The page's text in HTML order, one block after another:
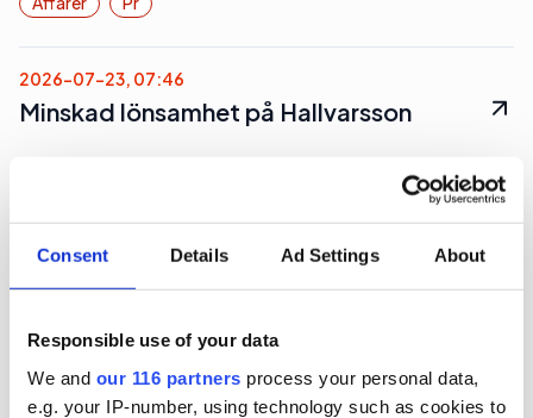
Consent Details Ad Settings About
Responsible use of your data
We and our 116 partners process your personal data,
e.g. your IP-number, using technology such as cookies to
2026-07-23, 07:46
Minskad lönsamhet på Hallvarsson
Pr-byrån Hallvarsson & Halvarsson tappade i
Affärer
2026-07-20, 11:09
Kulturbyrå blir mindre